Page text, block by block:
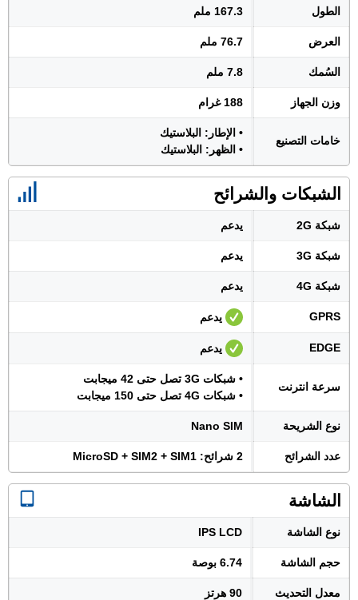
الطول 167.3 ملم
العرض 76.7 ملم
السُمك 7.8 ملم
وزن الجهاز 188 غرام
خامات التصنيع
• الإطار: البلاستيك
• الظهر: البلاستيك
الشبكات والشرائح
شبكة 2G يدعم
شبكة 3G يدعم
شبكة 4G يدعم
GPRS يدعم
EDGE يدعم
سرعة انترنت
• شبكات 3G تصل حتى 42 ميجابت
• شبكات 4G تصل حتى 150 ميجابت
نوع الشريحة Nano SIM
عدد الشرائح 2 شرائح: MicroSD + SIM2 + SIM1
الشاشة
نوع الشاشة IPS LCD
حجم الشاشة 6.74 بوصة
معدل التحديث 90 هرتز